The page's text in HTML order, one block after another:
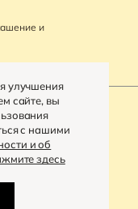
улучшения
сайте, вы
с нашими
и об
здесь
и